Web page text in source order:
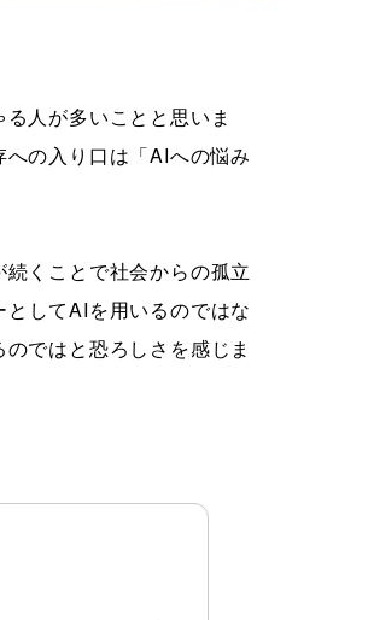
人が多いことと思いま
の入り口は「AIへの悩み
くことで社会からの孤立
してAIを用いるのではな
ではと恐ろしさを感じま